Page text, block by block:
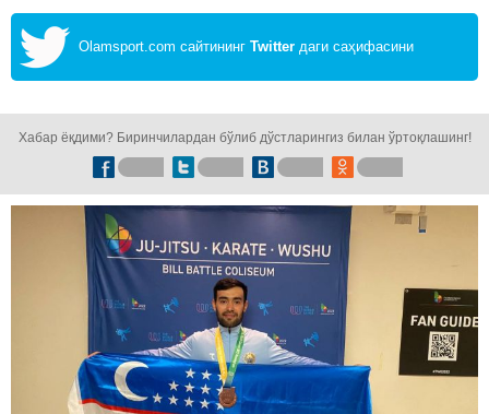
Olamsport.com сайтининг Twitter даги саҳифасини
Хабар ёқдими? Биринчилардан бўлиб дўстларингиз билан ўртоқлашинг!